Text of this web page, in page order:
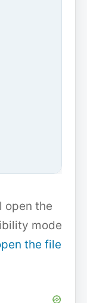
open the
mode
the file